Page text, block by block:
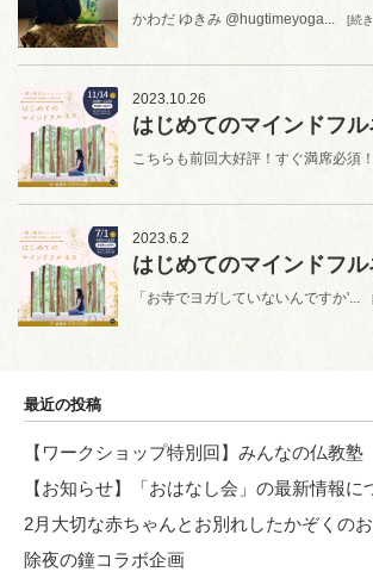
かわだ ゆきみ @hugtimeyoga... [続
2023.10.26
はじめてのマインドフ
こちらも前回大好評！すぐ満席必須！
2023.6.2
はじめてのマインドフル
「お寺でヨガしていないんですか'...
最近の投稿
【ワークショップ特別回】みんなの仏教塾
【お知らせ】「おはなし会」の最新情報に
2月大切な赤ちゃんとお別れしたかぞくの
除夜の鐘コラボ企画